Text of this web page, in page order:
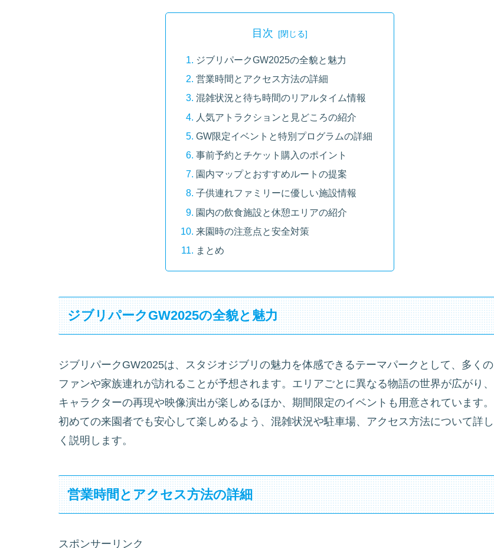
目次
ジブリパークGW2025の全貌と魅力
営業時間とアクセス方法の詳細
混雑状況と待ち時間のリアルタイム情報
人気アトラクションと見どころの紹介
GW限定イベントと特別プログラムの詳細
事前予約とチケット購入のポイント
園内マップとおすすめルートの提案
子供連れファミリーに優しい施設情報
園内の飲食施設と休憩エリアの紹介
来園時の注意点と安全対策
まとめ
ジブリパークGW2025の全貌と魅力
ジブリパークGW2025は、スタジオジブリの魅力を体感できるテーマパークとして、多くの
ファンや家族連れが訪れることが予想されます。エリアごとに異なる物語の世界が広がり、
キャラクターの再現や映像演出が楽しめるほか、期間限定のイベントも用意されています。
初めての来園者でも安心して楽しめるよう、混雑状況や駐車場、アクセス方法について詳し
く説明します。
営業時間とアクセス方法の詳細
スポンサーリンク